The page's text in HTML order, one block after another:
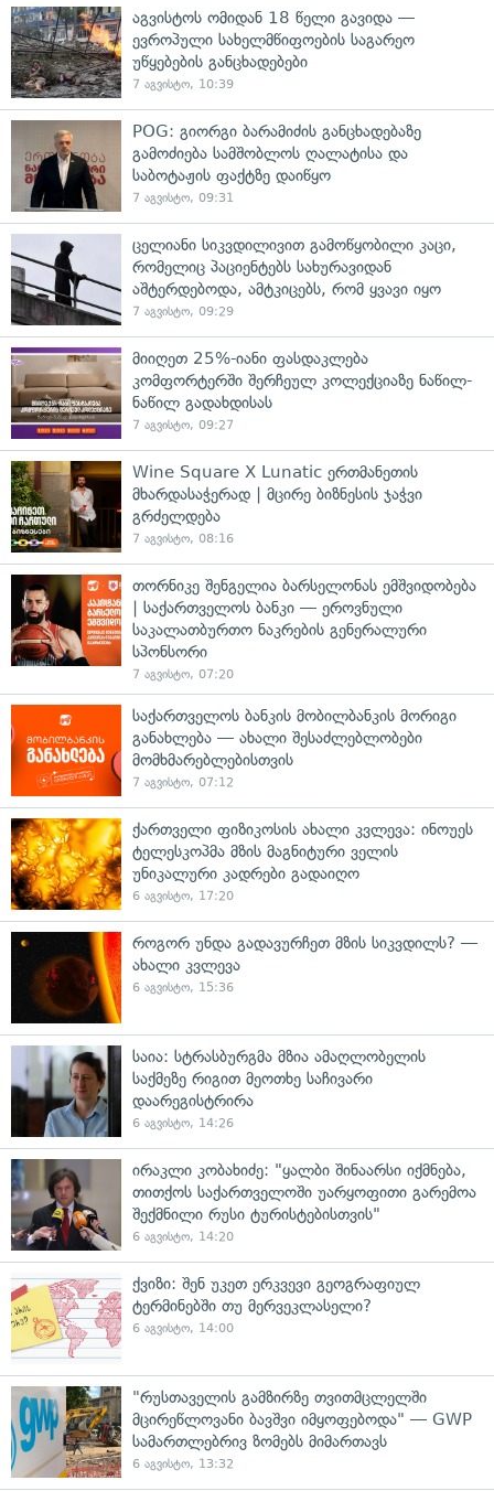
აგვისტოს ომიდან 18 წელი გავიდა —
ევროპული სახელმწიფოების საგარეო
უწყებების განცხადებები
7 აგვისტო, 10:39
POG: გიორგი ბარამიძის განცხადებაზე
გამოძიება სამშობლოს ღალატისა და
საბოტაჟის ფაქტზე დაიწყო
7 აგვისტო, 09:31
ცელიანი სიკვდილივით გამოწყობილი კაცი,
რომელიც პაციენტებს სახურავიდან
აშტერდებოდა, ამტკიცებს, რომ ყვავი იყო
7 აგვისტო, 09:29
მიიღეთ 25%-იანი ფასდაკლება
კომფორტერში შერჩეულ კოლექციაზე ნაწილ-
ნაწილ გადახდისას
7 აგვისტო, 09:27
Wine Square X Lunatic ერთმანეთის
მხარდასაჭერად | მცირე ბიზნესის ჯაჭვი
გრძელდება
7 აგვისტო, 08:16
თორნიკე შენგელია ბარსელონას ემშვიდობება
| საქართველოს ბანკი — ეროვნული
საკალათბურთო ნაკრების გენერალური
სპონსორი
7 აგვისტო, 07:20
საქართველოს ბანკის მობილბანკის მორიგი
განახლება — ახალი შესაძლებლობები
მომხმარებლებისთვის
7 აგვისტო, 07:12
ქართველი ფიზიკოსის ახალი კვლევა: ინოუეს
ტელესკოპმა მზის მაგნიტური ველის
უნიკალური კადრები გადაიღო
6 აგვისტო, 17:20
როგორ უნდა გადავურჩეთ მზის სიკვდილს? —
ახალი კვლევა
6 აგვისტო, 15:36
საია: სტრასბურგმა მზია ამაღლობელის
საქმეზე რიგით მეოთხე საჩივარი
დაარეგისტრირა
6 აგვისტო, 14:26
ირაკლი კობახიძე: "ყალბი შინაარსი იქმნება,
თითქოს საქართველოში უარყოფითი გარემოა
შექმნილი რუსი ტურისტებისთვის"
6 აგვისტო, 14:20
ქვიზი: შენ უკეთ ერკვევი გეოგრაფიულ
ტერმინებში თუ მერვეკლასელი?
6 აგვისტო, 14:00
"რუსთაველის გამზირზე თვითმცლელში
მცირეწლოვანი ბავშვი იმყოფებოდა" — GWP
სამართლებრივ ზომებს მიმართავს
6 აგვისტო, 13:32